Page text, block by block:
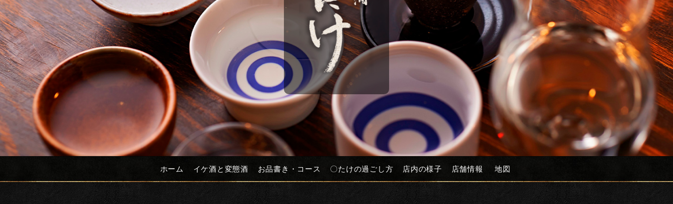
ホーム イケ酒と変態酒 お品書き・コース 〇たけの過ごし方 店内の様子 店舗情報 地図